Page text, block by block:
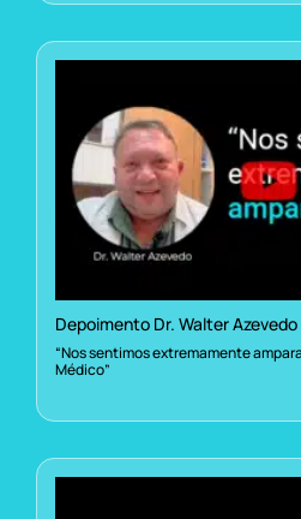
Depoimento Dr. Walter
“Nos sentimos extremamente
Médico”